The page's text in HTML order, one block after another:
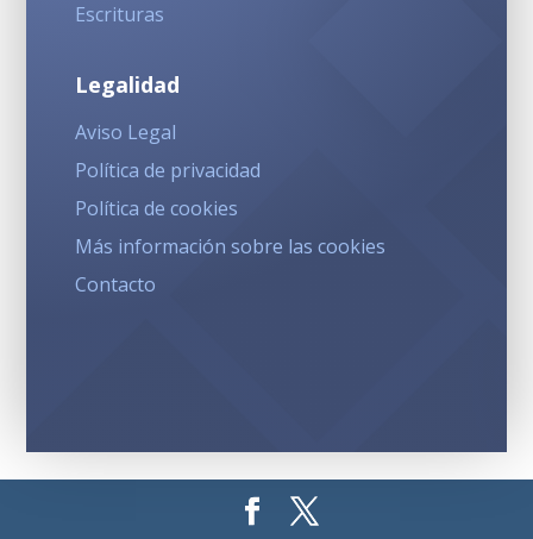
Escrituras
Legalidad
Aviso Legal
Política de privacidad
Política de cookies
Más información sobre las cookies
Contacto